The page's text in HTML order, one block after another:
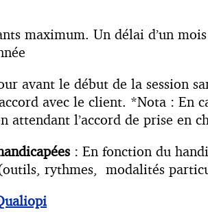
maximum. Un délai d’un
avant le début de la session
avec le client. *Nota : En
attendant l’accord de prise en
: En fonction du
rythmes, modalités